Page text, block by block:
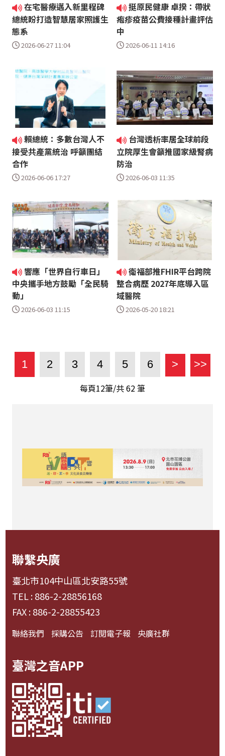
在宅醫療邁入新里程碑
總統盼打造智慧居家照護生
態系
2026-06-27 11:04
挺原民健康 卓揆：帶狀
疱疹疫苗公費接種計畫評估
中
2026-06-11 14:16
賴總統：多數台灣人不
接受共產黨統治 呼籲團結
合作
2026-06-06 17:27
台灣透析率居全球前段
立院厚生會籲推國家級腎病
防治
2026-06-03 11:35
響應「世界自行車日」
中央攜手地方鼓勵「全民騎
動」
2026-06-03 11:15
衛福部推FHIR平台跨院
整合病歷 2027年底導入區
域醫院
2026-05-20 18:21
1 2 3 4 5 6 > >>
每頁12筆/共62筆
聯繫央廣
臺北市104中山區北安路55號
TEL : 886-2-28856168
FAX : 886-2-28855423
聯絡我們 採購公告 訂閱電子報 央廣社群
臺灣之音APP